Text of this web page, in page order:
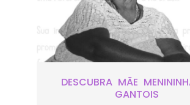
DESCUBRA MÃE
GANTOIS